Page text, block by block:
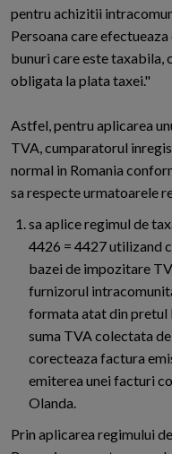
pentru achizitii
Persoana care
bunuri care este
obligata la plata taxei."
Astfel, pentru aplicarea
TVA, cumparatorul
normal in Romania
sa respecte urmatoarele
sa aplice regimul de
4426 = 4427 utilizand
bazei de impozitare
furnizorul
formata atat din pretul
suma TVA colectata
corecteaza factura
emiterea unei facturi
Olanda.
Prin aplicarea regimului